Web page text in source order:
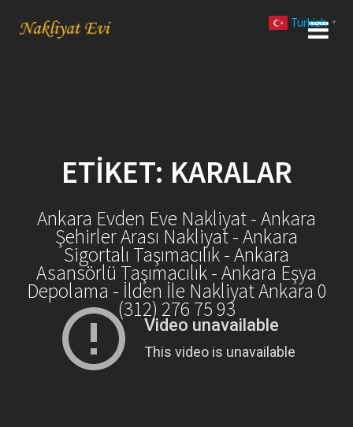
ETIKET: KARALAR
Ankara Evden Eve Nakliyat - Ankara
Şehirler Arası Nakliyat - Ankara
Sigortalı Taşımacılık - Ankara
Asansörlü Taşımacılık - Ankara Eşya
Depolama - İlden İle Nakliyat Ankara 0
(312) 276 75 93
Turkish ▼